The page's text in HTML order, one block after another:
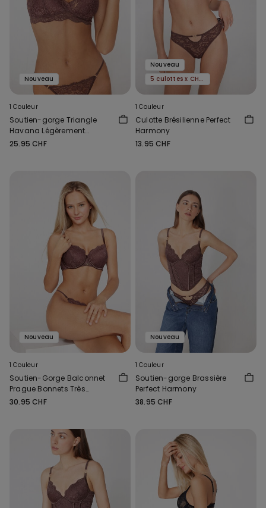
Nouveau
1 Couleur
Soutien-gorge Triangle
Havana Légèrement
Rembourré Perfect
25.95 CHF
Nouveau
5 culottes x CHF 29.90
1 Couleur
Culotte Brésilienne Perfect
Harmony
13.95 CHF
Nouveau
1 Couleur
Soutien-Gorge Balconnet
Prague Bonnets Très
Couvrants Perfect Harmony
30.95 CHF
Nouveau
1 Couleur
Soutien-gorge Brassière
Perfect Harmony
38.95 CHF